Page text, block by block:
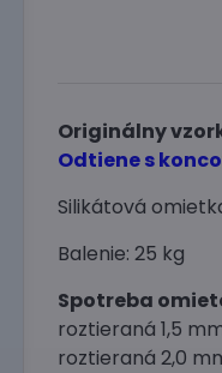
Originálny
Odtiene s
Silikátová
Balenie: 25 kg
Spotreba
roztieraná 1,5
roztieraná 2,0